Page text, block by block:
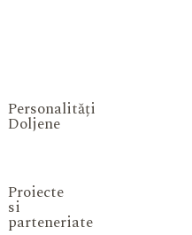
Personalități
Doljene
Proiecte
si
parteneriate